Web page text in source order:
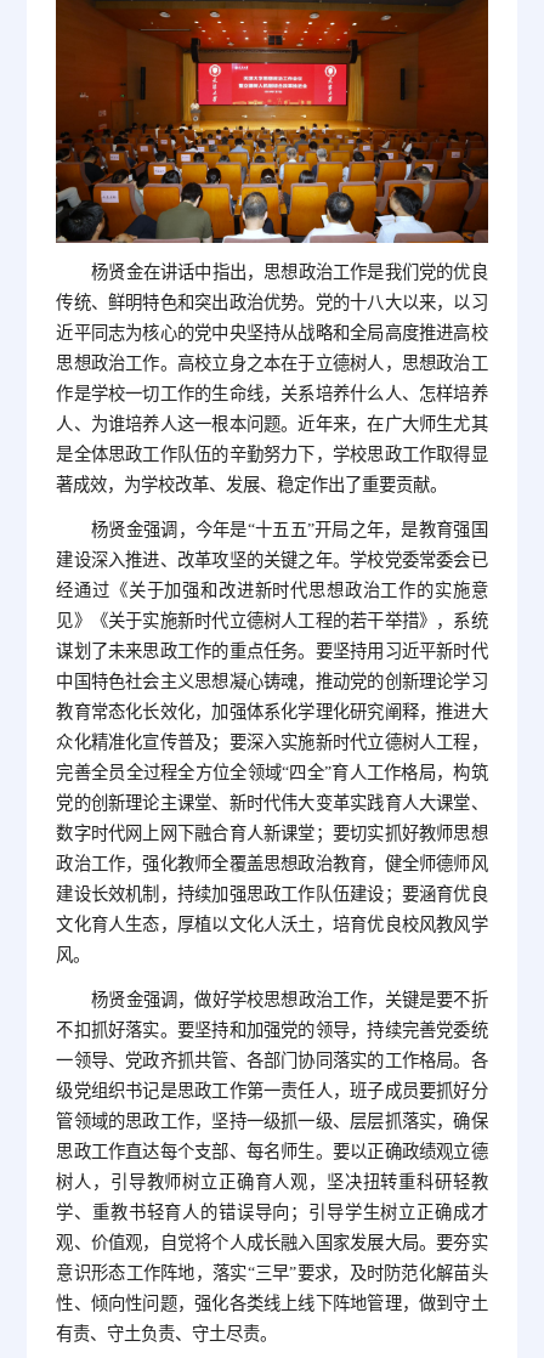
杨贤金在讲话中指出，思想政治工作是我们党的优良
传统、鲜明特色和突出政治优势。党的十八大以来，以习
近平同志为核心的党中央坚持从战略和全局高度推进高校
思想政治工作。高校立身之本在于立德树人，思想政治工
作是学校一切工作的生命线，关系培养什么人、怎样培养
人、为谁培养人这一根本问题。近年来，在广大师生尤其
是全体思政工作队伍的辛勤努力下，学校思政工作取得显
著成效，为学校改革、发展、稳定作出了重要贡献。
杨贤金强调，今年是“十五五”开局之年，是教育强国
建设深入推进、改革攻坚的关键之年。学校党委常委会已
经通过《关于加强和改进新时代思想政治工作的实施意
见》《关于实施新时代立德树人工程的若干举措》，系统
谋划了未来思政工作的重点任务。要坚持用习近平新时代
中国特色社会主义思想凝心铸魂，推动党的创新理论学习
教育常态化长效化，加强体系化学理化研究阐释，推进大
众化精准化宣传普及；要深入实施新时代立德树人工程，
完善全员全过程全方位全领域“四全”育人工作格局，构筑
党的创新理论主课堂、新时代伟大变革实践育人大课堂、
数字时代网上网下融合育人新课堂；要切实抓好教师思想
政治工作，强化教师全覆盖思想政治教育，健全师德师风
建设长效机制，持续加强思政工作队伍建设；要涵育优良
文化育人生态，厚植以文化人沃土，培育优良校风教风学
风。
杨贤金强调，做好学校思想政治工作，关键是要不折
不扣抓好落实。要坚持和加强党的领导，持续完善党委统
一领导、党政齐抓共管、各部门协同落实的工作格局。各
级党组织书记是思政工作第一责任人，班子成员要抓好分
管领域的思政工作，坚持一级抓一级、层层抓落实，确保
思政工作直达每个支部、每名师生。要以正确政绩观立德
树人，引导教师树立正确育人观，坚决扭转重科研轻教
学、重教书轻育人的错误导向；引导学生树立正确成才
观、价值观，自觉将个人成长融入国家发展大局。要夯实
意识形态工作阵地，落实“三早”要求，及时防范化解苗头
性、倾向性问题，强化各类线上线下阵地管理，做到守土
有责、守土负责、守土尽责。